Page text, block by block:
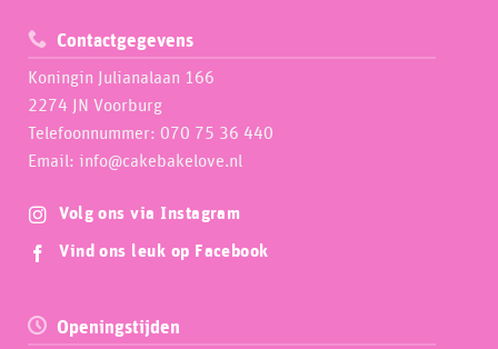
Contactgegevens
Koningin Julianalaan 166
2274 JN Voorburg
Telefoonnummer: 070 75 36 440
Email: info@cakebakelove.nl
Volg ons via Instagram
Vind ons leuk op Facebook
Openingstijden